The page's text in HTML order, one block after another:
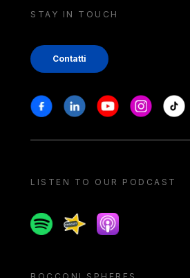
STAY IN TOUCH
Contatti
Stay in touch
FacebookLinkedinYoutubeInstagram
Tiktok
LISTEN TO OUR PODCAST
SpotifySpreakerApple podcast